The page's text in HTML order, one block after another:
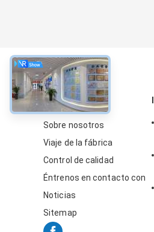
Sobre
Sobre nosotros
Viaje de la fábrica
Control de calidad
Éntrenos en contacto con
Noticias
Sitemap